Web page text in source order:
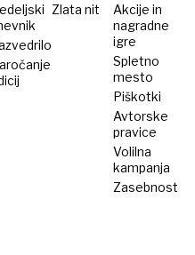
Zlata nit
Akcije in
nagradne
igre
Spletno
mesto
Piškotki
Avtorske
pravice
Volilna
kampanja
Zasebnost